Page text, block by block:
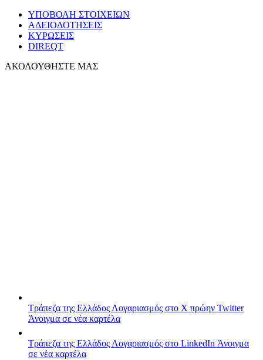
ΥΠΟΒΟΛΗ ΣΤΟΙΧΕΙΩΝ
ΑΔΕΙΟΔΟΤΗΣΕΙΣ
ΚΥΡΩΣΕΙΣ
DIREQT
ΑΚΟΛΟΥΘΗΣΤΕ ΜΑΣ
Τράπεζα της Ελλάδος Λογαριασμός στο X πρώην Twitter
Άνοιγμα σε νέα καρτέλα
Τράπεζα της Ελλάδος Λογαριασμός στο LinkedIn Άνοιγμα
σε νέα καρτέλα